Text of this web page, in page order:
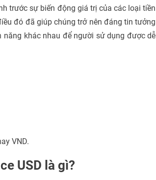
trước sự biến động giá trị của các loại tiền
đó đã giúp chúng trở nên đáng tin tưởng
khác nhau để người sử dụng được dễ
VND.
USD là gì?